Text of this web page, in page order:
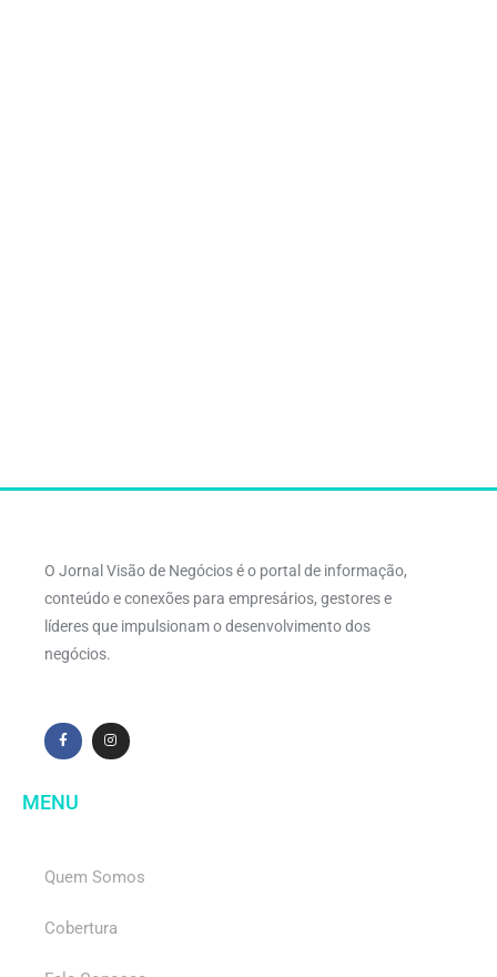
O Jornal Visão de Negócios é o portal de informação,
conteúdo e conexões para empresários, gestores e
líderes que impulsionam o desenvolvimento dos
negócios.
MENU
Quem Somos
Cobertura